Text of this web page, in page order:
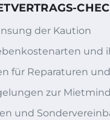
der Kaution
und
für Reparaturen
zur
und